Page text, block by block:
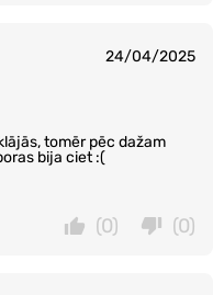
24/04/2025
tomēr pēc dažam
bija ciet :(
(0)
(0)